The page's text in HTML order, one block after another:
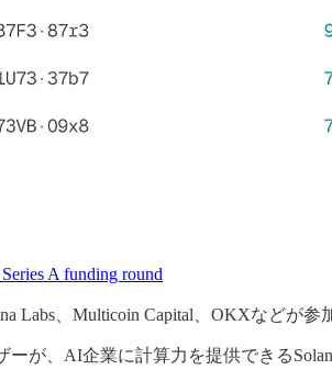
A funding round
Labs、Multicoin Capital、OKXなどが参
が、AI企業に計算力を提供できる